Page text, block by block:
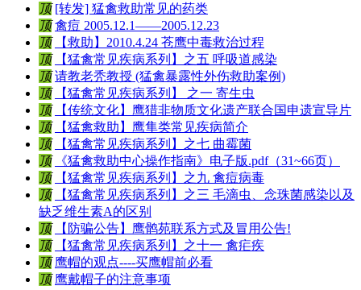
顶 [转发] 猛禽救助常见的药类
顶 禽痘 2005.12.1——2005.12.23
顶
【救助】2010.4.24 苍鹰中毒救治过程
顶
【猛禽常见疾病系列】之五 呼吸道感染
顶 请教老秃教授 (猛禽暴露性外伤救助案例)
顶
【猛禽常见疾病系列】 之一 寄生虫
顶
【传统文化】鹰猎非物质文化遗产联合国申遗宣导片
顶
【猛禽救助】鹰隼类常见疾病简介
顶
【猛禽常见疾病系列】之七 曲霉菌
顶
《猛禽救助中心操作指南》电子版.pdf（31~66页）
顶
【猛禽常见疾病系列】之九 禽痘病毒
顶
【猛禽常见疾病系列】之三 毛滴虫、念珠菌感染以及
缺乏维生素A的区别
顶
【防骗公告】鹰鹘苑联系方式及冒用公告!
顶
【猛禽常见疾病系列】之十一 禽疟疾
顶 鹰帽的观点----买鹰帽前必看
顶 鹰戴帽子的注意事项